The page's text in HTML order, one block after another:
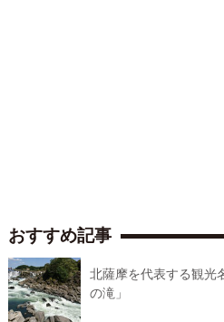
おすすめ記事
北薩摩を代表する観光
の滝」